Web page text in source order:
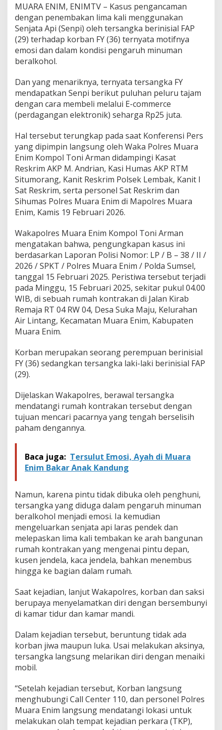
w
a
t
E
m
m
e
r
c
S
e
h
a
g
a
R
p
2
j
u
t
MUARA ENIM, ENIMTV – Kasus pengancaman
dengan penembakan lima kali menggunakan
Senjata Api (Senpi) oleh tersangka berinisial FAP
(29) terhadap korban FY (36) ternyata motifnya
emosi dan dalam kondisi pengaruh minuman
beralkohol.
Dan yang menariknya, ternyata tersangka FY
mendapatkan Senpi berikut puluhan peluru tajam
dengan cara membeli melalui E-commerce
(perdagangan elektronik) seharga Rp25 juta.
Hal tersebut terungkap pada saat Konferensi Pers
yang dipimpin langsung oleh Waka Polres Muara
Enim Kompol Toni Arman didampingi Kasat
Reskrim AKP M. Andrian, Kasi Humas AKP RTM
Situmorang, Kanit Reskrim Polsek Lembak, Kanit I
Sat Reskrim, serta personel Sat Reskrim dan
Sihumas Polres Muara Enim di Mapolres Muara
Enim, Kamis 19 Februari 2026.
Wakapolres Muara Enim Kompol Toni Arman
mengatakan bahwa, pengungkapan kasus ini
berdasarkan Laporan Polisi Nomor: LP / B – 38 / II /
2026 / SPKT / Polres Muara Enim / Polda Sumsel,
tanggal 15 Februari 2025. Peristiwa tersebut terjadi
pada Minggu, 15 Februari 2025, sekitar pukul 04.00
WIB, di sebuah rumah kontrakan di Jalan Kirab
Remaja RT 04 RW 04, Desa Suka Maju, Kelurahan
Air Lintang, Kecamatan Muara Enim, Kabupaten
Muara Enim.
Korban merupakan seorang perempuan berinisial
FY (36) sedangkan tersangka laki-laki berinisial FAP
(29).
Dijelaskan Wakapolres, berawal tersangka
mendatangi rumah kontrakan tersebut dengan
tujuan mencari pacarnya yang tengah berselisih
paham dengannya.
Baca juga: Tersulut Emosi, Ayah di Muara
Enim Bakar Anak Kandung
Namun, karena pintu tidak dibuka oleh penghuni,
tersangka yang diduga dalam pengaruh minuman
beralkohol menjadi emosi. Ia kemudian
mengeluarkan senjata api laras pendek dan
melepaskan lima kali tembakan ke arah bangunan
rumah kontrakan yang mengenai pintu depan,
kusen jendela, kaca jendela, bahkan menembus
hingga ke bagian dalam rumah.
Saat kejadian, lanjut Wakapolres, korban dan saksi
berupaya menyelamatkan diri dengan bersembunyi
di kamar tidur dan kamar mandi.
Dalam kejadian tersebut, beruntung tidak ada
korban jiwa maupun luka. Usai melakukan aksinya,
tersangka langsung melarikan diri dengan menaiki
mobil.
“Setelah kejadian tersebut, Korban langsung
menghubungi Call Center 110, dan personel Polres
Muara Enim langsung mendatangi lokasi untuk
melakukan olah tempat kejadian perkara (TKP),